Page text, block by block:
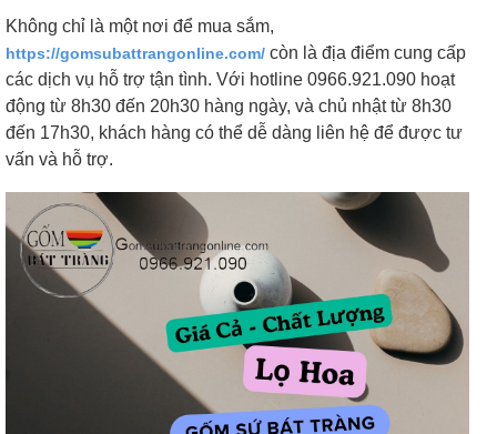
Không chỉ là một nơi để mua sắm,
https://gomsubattrangonline.com/ còn là địa điểm cung cấp
các dịch vụ hỗ trợ tận tình. Với hotline 0966.921.090 hoạt
động từ 8h30 đến 20h30 hàng ngày, và chủ nhật từ 8h30
đến 17h30, khách hàng có thể dễ dàng liên hệ để được tư
vấn và hỗ trợ.